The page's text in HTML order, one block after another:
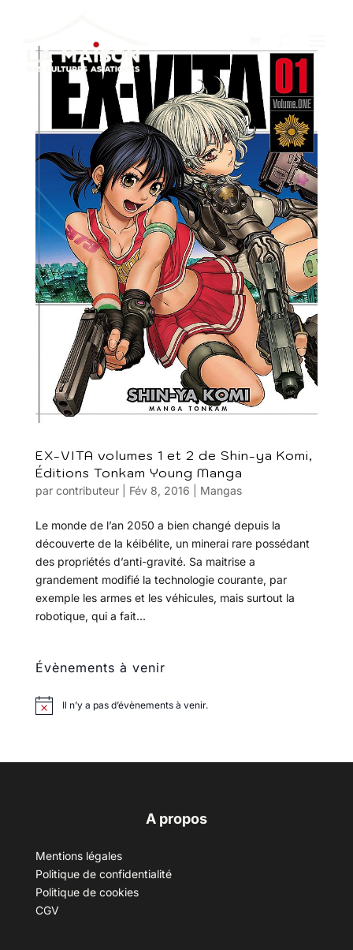
EX-VITA volumes 1 et 2 de Shin-ya Komi,
Éditions Tonkam Young Manga
par contributeur| Fév 8, 2016 Mangas
Le monde de l’an 2050 a bien changé depuis la
découverte de la kéibélite, un minerai rare possédant
des propriétés d’anti-gravité. Sa maitrise a
grandement modifié la technologie courante, par
exemple les armes et les véhicules, mais surtout la
robotique, qui a fait...
Évènements à venir
Il n’y a pas d’évènements à venir.
A propos
Mentions légales
Politique de confidentialité
Politique de cookies
CGV